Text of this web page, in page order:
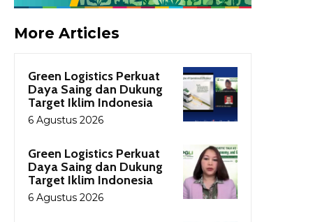
More Articles
Green Logistics Perkuat
Daya Saing dan Dukung
Target Iklim Indonesia
6 Agustus 2026
Green Logistics Perkuat
Daya Saing dan Dukung
Target Iklim Indonesia
6 Agustus 2026